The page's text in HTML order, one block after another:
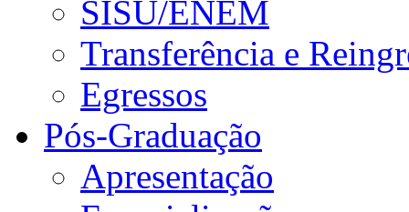
SISU/ENEM
Transferência e
Egressos
Pós-Graduação
Apresentação